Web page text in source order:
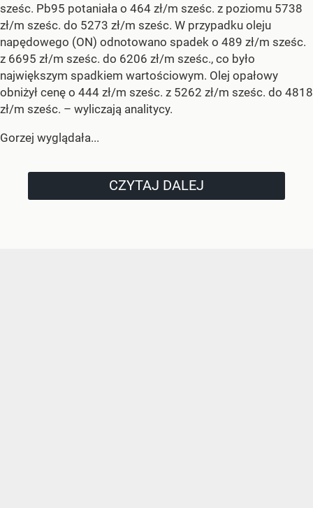
sześc. Pb95 potaniała o 464 zł/m sześc. z poziomu 5738
zł/m sześc. do 5273 zł/m sześc. W przypadku oleju
napędowego (ON) odnotowano spadek o 489 zł/m sześc.
z 6695 zł/m sześc. do 6206 zł/m sześc., co było
największym spadkiem wartościowym. Olej opałowy
obniżył cenę o 444 zł/m sześc. z 5262 zł/m sześc. do 4818
zł/m sześc. – wyliczają analitycy.
Gorzej wyglądała...
CZYTAJ DALEJ